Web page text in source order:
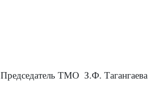
Председатель ТМО З.Ф. Тагангаева